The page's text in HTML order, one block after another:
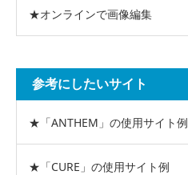
★オンラインで画像編集
参考にしたいサイト
★「ANTHEM」の使用サイト例
★「CURE」の使用サイト例